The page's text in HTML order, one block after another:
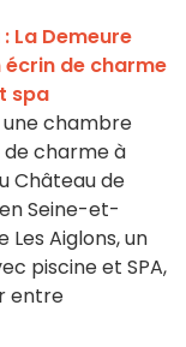
La Demeure
écrin de charme
spa
chambre
charme à
Château de
Seine-et-
Aiglons, un
piscine et SPA,
entre